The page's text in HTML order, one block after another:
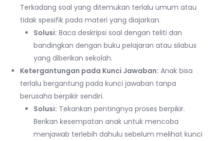
Terkadang soal yang ditemukan terlalu umum atau
tidak spesifik pada materi yang diajarkan.
Solusi: Baca deskripsi soal dengan teliti dan
bandingkan dengan buku pelajaran atau silabus
yang diberikan sekolah.
Ketergantungan pada Kunci Jawaban: Anak bisa
terlalu bergantung pada kunci jawaban tanpa
berusaha berpikir sendiri.
Solusi: Tekankan pentingnya proses berpikir.
Berikan kesempatan anak untuk mencoba
menjawab terlebih dahulu sebelum melihat kunci